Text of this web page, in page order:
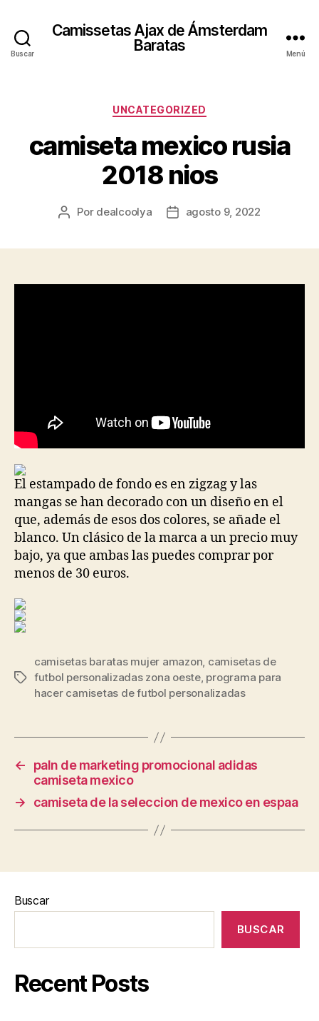
Buscar
Camissetas Ajax de Ámsterdam
Baratas
Menú
Categorías
UNCATEGORIZED
camiseta mexico rusia
2018 nios
Autor
Por dealcoolya
Fechaagosto 9, 2022
El estampado de fondo es en zigzag y las
mangas se han decorado con un diseño en el
que, además de esos dos colores, se añade el
blanco. Un clásico de la marca a un precio muy
bajo, ya que ambas las puedes comprar por
menos de 30 euros.
Etiquetas
camisetas baratas mujer amazon, camisetas de
futbol personalizadas zona oeste, programa para
hacer camisetas de futbol personalizadas
←
paln de marketing promocional adidas
camiseta mexico
→
camiseta de la seleccion de mexico en espaa
Buscar
BUSCAR
Recent Posts